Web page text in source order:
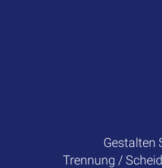
Gestalten
Trennung /